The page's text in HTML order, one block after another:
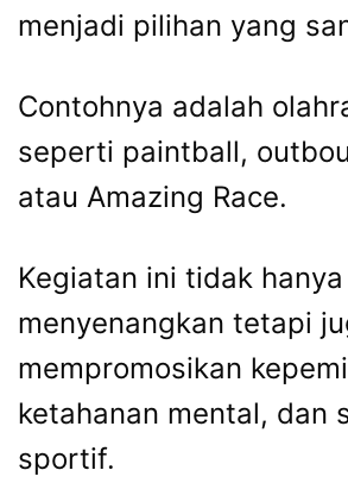
menjadi pilihan yang
Contohnya adalah
seperti paintball,
atau Amazing Race.
Kegiatan ini tidak hanya
menyenangkan tetapi
mempromosikan
ketahanan mental, dan
sportif.